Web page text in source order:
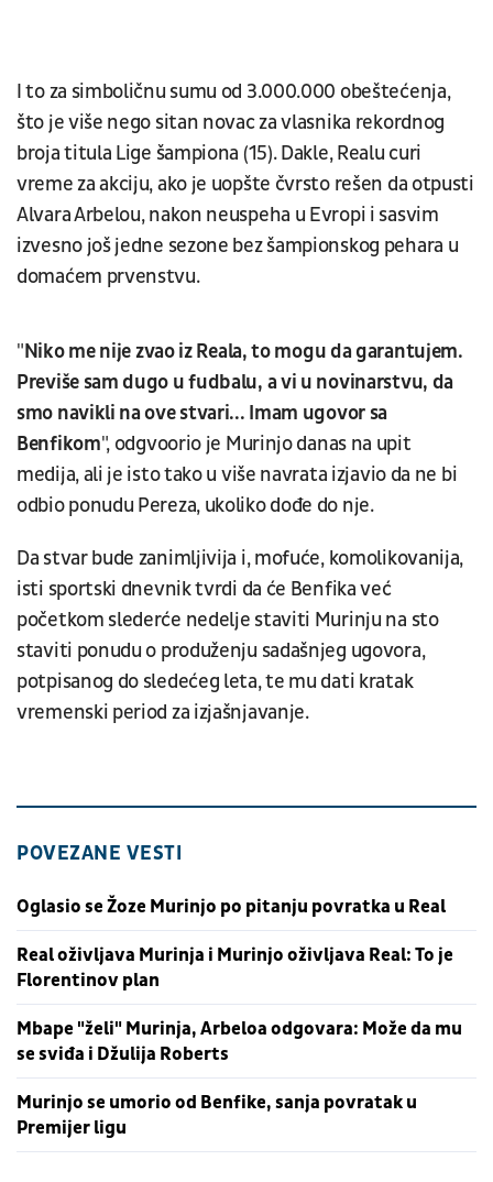
I to za simboličnu sumu od 3.000.000 obeštećenja,
što je više nego sitan novac za vlasnika rekordnog
broja titula Lige šampiona (15). Dakle, Realu curi
vreme za akciju, ako je uopšte čvrsto rešen da otpusti
Alvara Arbelou, nakon neuspeha u Evropi i sasvim
izvesno još jedne sezone bez šampionskog pehara u
domaćem prvenstvu.
"Niko me nije zvao iz Reala, to mogu da garantujem.
Previše sam dugo u fudbalu, a vi u novinarstvu, da
smo navikli na ove stvari... Imam ugovor sa
Benfikom", odgvoorio je Murinjo danas na upit
medija, ali je isto tako u više navrata izjavio da ne bi
odbio ponudu Pereza, ukoliko dođe do nje.
Da stvar bude zanimljivija i, mofuće, komolikovanija,
isti sportski dnevnik tvrdi da će Benfika već
početkom slederće nedelje staviti Murinju na sto
staviti ponudu o produženju sadašnjeg ugovora,
potpisanog do sledećeg leta, te mu dati kratak
vremenski period za izjašnjavanje.
POVEZANE VESTI
Oglasio se Žoze Murinjo po pitanju povratka u Real
Real oživljava Murinja i Murinjo oživljava Real: To je
Florentinov plan
Mbape "želi" Murinja, Arbeloa odgovara: Može da mu
se sviđa i Džulija Roberts
Murinjo se umorio od Benfike, sanja povratak u
Premijer ligu